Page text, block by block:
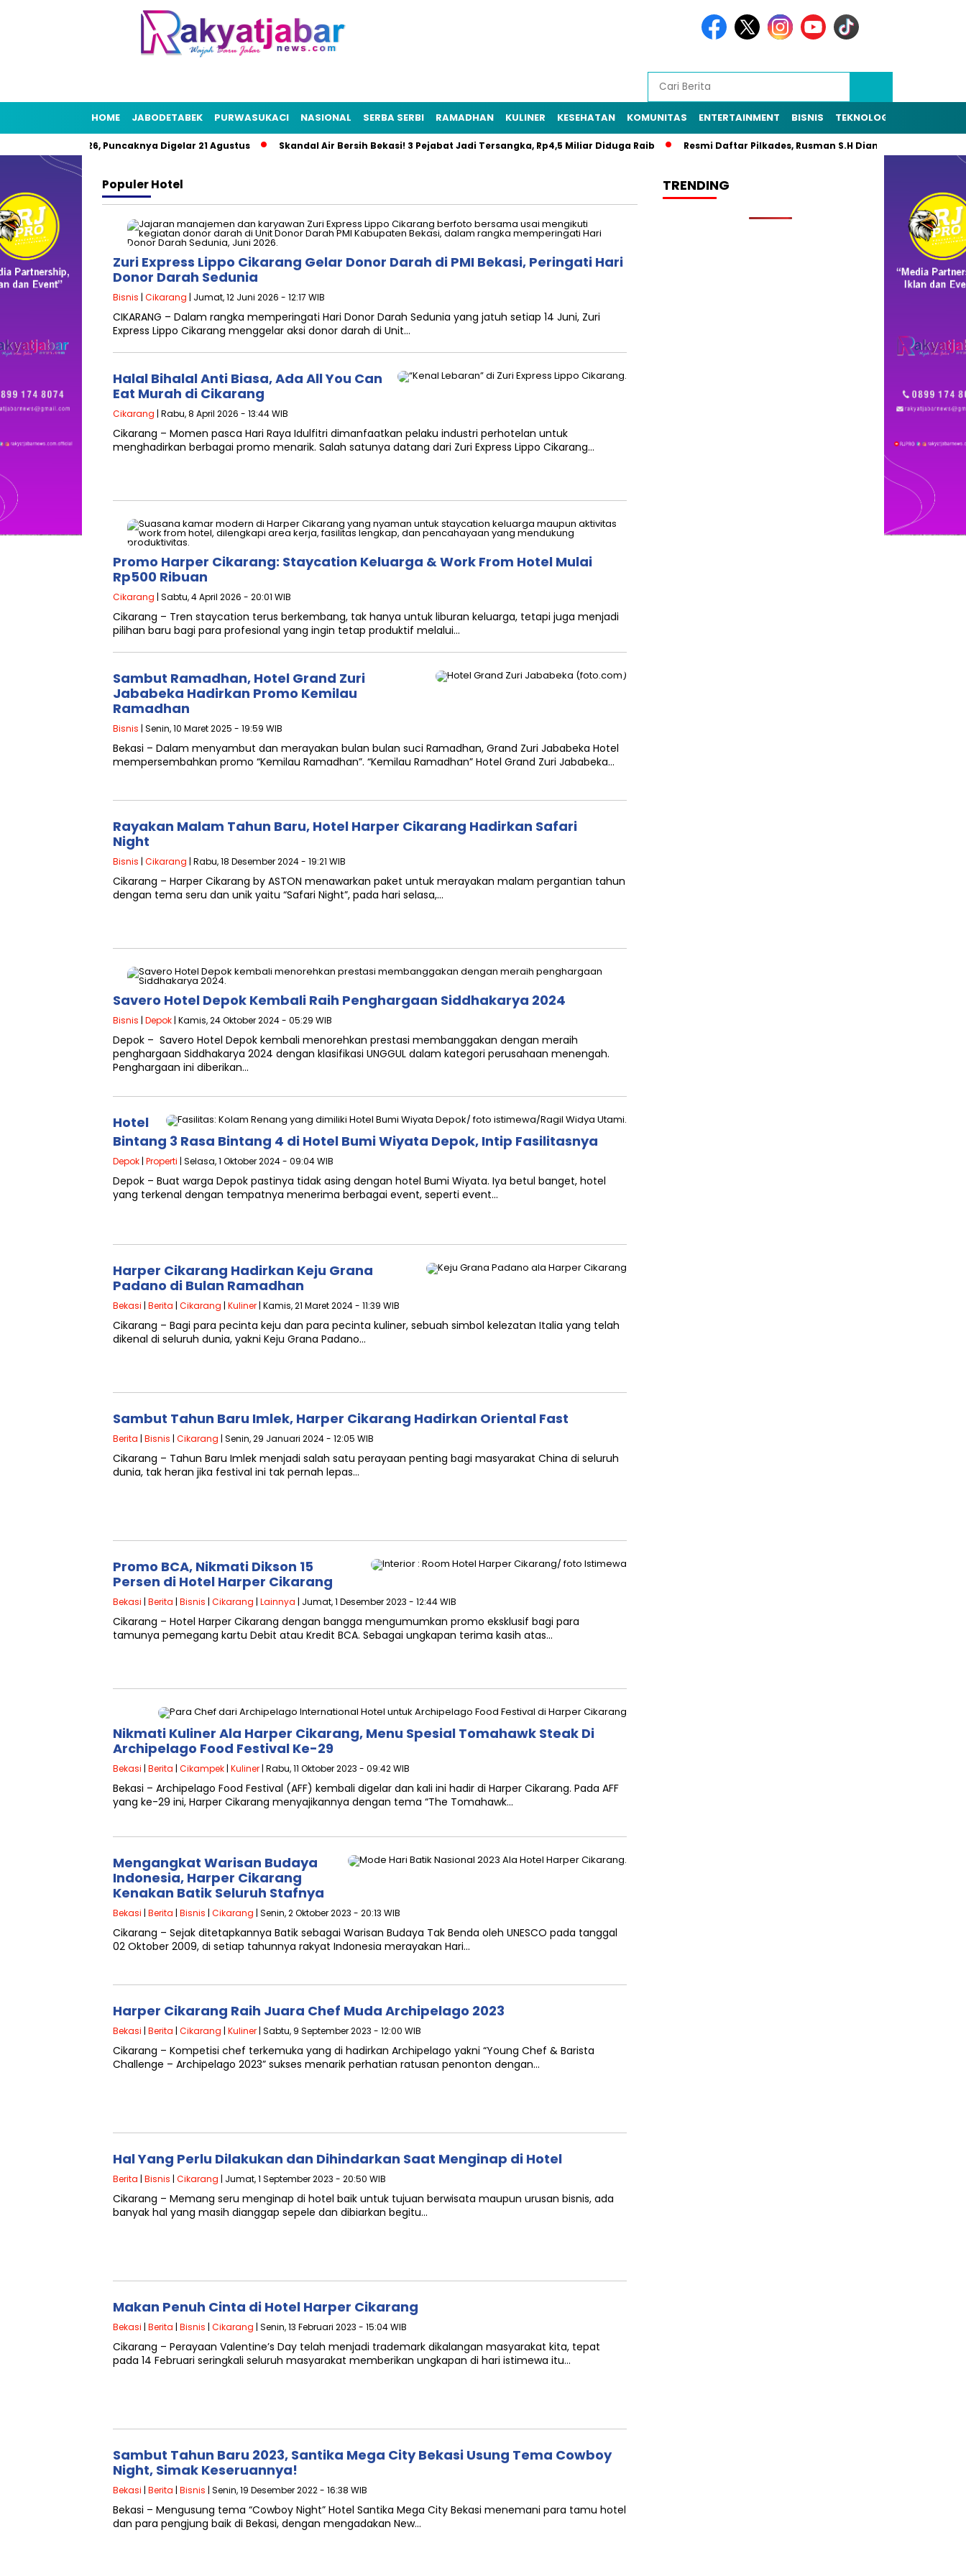
HOME JABODETABEK PURWASUKACI NASIONAL SERBA SERBI RAMADHAN KULINER KESEHATAN KOMUNITAS ENTERTAINMENT BISNIS TEKNOLOGI
HUT RI 2026, Puncaknya Digelar 21 Agustus Skandal Air Bersih Bekasi! 3 Pejabat Jadi Tersangka, Rp4,5 Miliar Diduga Raib Resmi Daftar Pilkades, Rusman S.H Diantar Sekitar 1.000
PopulerHotel
Zuri Express Lippo Cikarang Gelar Donor Darah di PMI Bekasi, Peringati Hari
Donor Darah Sedunia
Bisnis | Cikarang | Jumat, 12 Juni 2026 - 12:17 WIB
CIKARANG – Dalam rangka memperingati Hari Donor Darah Sedunia yang jatuh setiap 14 Juni, Zuri
Express Lippo Cikarang menggelar aksi donor darah di Unit…
Halal Bihalal Anti Biasa, Ada All You Can
Eat Murah di Cikarang
Cikarang | Rabu, 8 April 2026 - 13:44 WIB
Cikarang – Momen pasca Hari Raya Idulfitri dimanfaatkan pelaku industri perhotelan untuk
menghadirkan berbagai promo menarik. Salah satunya datang dari Zuri Express Lippo Cikarang…
Promo Harper Cikarang: Staycation Keluarga & Work From Hotel Mulai
Rp500 Ribuan
Cikarang | Sabtu, 4 April 2026 - 20:01 WIB
Cikarang – Tren staycation terus berkembang, tak hanya untuk liburan keluarga, tetapi juga menjadi
pilihan baru bagi para profesional yang ingin tetap produktif melalui…
Sambut Ramadhan, Hotel Grand Zuri
Jababeka Hadirkan Promo Kemilau
Ramadhan
Bisnis | Senin, 10 Maret 2025 - 19:59 WIB
Bekasi – Dalam menyambut dan merayakan bulan bulan suci Ramadhan, Grand Zuri Jababeka Hotel
mempersembahkan promo “Kemilau Ramadhan”. “Kemilau Ramadhan” Hotel Grand Zuri Jababeka…
Rayakan Malam Tahun Baru, Hotel Harper Cikarang Hadirkan Safari
Night
Bisnis | Cikarang | Rabu, 18 Desember 2024 - 19:21 WIB
Cikarang – Harper Cikarang by ASTON menawarkan paket untuk merayakan malam pergantian tahun
dengan tema seru dan unik yaitu “Safari Night”, pada hari selasa,…
Savero Hotel Depok Kembali Raih Penghargaan Siddhakarya 2024
Bisnis | Depok | Kamis, 24 Oktober 2024 - 05:29 WIB
Depok – Savero Hotel Depok kembali menorehkan prestasi membanggakan dengan meraih
penghargaan Siddhakarya 2024 dengan klasifikasi UNGGUL dalam kategori perusahaan menengah.
Penghargaan ini diberikan…
Hotel
Bintang 3 Rasa Bintang 4 di Hotel Bumi Wiyata Depok, Intip Fasilitasnya
Depok | Properti | Selasa, 1 Oktober 2024 - 09:04 WIB
Depok – Buat warga Depok pastinya tidak asing dengan hotel Bumi Wiyata. Iya betul banget, hotel
yang terkenal dengan tempatnya menerima berbagai event, seperti event…
Harper Cikarang Hadirkan Keju Grana
Padano di Bulan Ramadhan
Bekasi | Berita | Cikarang | Kuliner | Kamis, 21 Maret 2024 - 11:39 WIB
Cikarang – Bagi para pecinta keju dan para pecinta kuliner, sebuah simbol kelezatan Italia yang telah
dikenal di seluruh dunia, yakni Keju Grana Padano…
Sambut Tahun Baru Imlek, Harper Cikarang Hadirkan Oriental Fast
Berita | Bisnis | Cikarang | Senin, 29 Januari 2024 - 12:05 WIB
Cikarang – Tahun Baru Imlek menjadi salah satu perayaan penting bagi masyarakat China di seluruh
dunia, tak heran jika festival ini tak pernah lepas…
Promo BCA, Nikmati Dikson 15
Persen di Hotel Harper Cikarang
Bekasi | Berita | Bisnis | Cikarang | Lainnya | Jumat, 1 Desember 2023 - 12:44 WIB
Cikarang – Hotel Harper Cikarang dengan bangga mengumumkan promo eksklusif bagi para
tamunya pemegang kartu Debit atau Kredit BCA. Sebagai ungkapan terima kasih atas…
Nikmati Kuliner Ala Harper Cikarang, Menu Spesial Tomahawk Steak Di
Archipelago Food Festival Ke-29
Bekasi | Berita | Cikampek | Kuliner | Rabu, 11 Oktober 2023 - 09:42 WIB
Bekasi – Archipelago Food Festival (AFF) kembali digelar dan kali ini hadir di Harper Cikarang. Pada AFF
yang ke-29 ini, Harper Cikarang menyajikannya dengan tema “The Tomahawk…
Mengangkat Warisan Budaya
Indonesia, Harper Cikarang
Kenakan Batik Seluruh Stafnya
Bekasi | Berita | Bisnis | Cikarang | Senin, 2 Oktober 2023 - 20:13 WIB
Cikarang – Sejak ditetapkannya Batik sebagai Warisan Budaya Tak Benda oleh UNESCO pada tanggal
02 Oktober 2009, di setiap tahunnya rakyat Indonesia merayakan Hari…
Harper Cikarang Raih Juara Chef Muda Archipelago 2023
Bekasi | Berita | Cikarang | Kuliner | Sabtu, 9 September 2023 - 12:00 WIB
Cikarang – Kompetisi chef terkemuka yang di hadirkan Archipelago yakni “Young Chef & Barista
Challenge – Archipelago 2023” sukses menarik perhatian ratusan penonton dengan…
Hal Yang Perlu Dilakukan dan Dihindarkan Saat Menginap di Hotel
Berita | Bisnis | Cikarang | Jumat, 1 September 2023 - 20:50 WIB
Cikarang – Memang seru menginap di hotel baik untuk tujuan berwisata maupun urusan bisnis, ada
banyak hal yang masih dianggap sepele dan dibiarkan begitu…
Makan Penuh Cinta di Hotel Harper Cikarang
Bekasi | Berita | Bisnis | Cikarang | Senin, 13 Februari 2023 - 15:04 WIB
Cikarang – Perayaan Valentine’s Day telah menjadi trademark dikalangan masyarakat kita, tepat
pada 14 Februari seringkali seluruh masyarakat memberikan ungkapan di hari istimewa itu…
Sambut Tahun Baru 2023, Santika Mega City Bekasi Usung Tema Cowboy
Night, Simak Keseruannya!
Bekasi | Berita | Bisnis | Senin, 19 Desember 2022 - 16:38 WIB
Bekasi – Mengusung tema “Cowboy Night” Hotel Santika Mega City Bekasi menemani para tamu hotel
dan para pengjung baik di Bekasi, dengan mengadakan New…
TRENDING